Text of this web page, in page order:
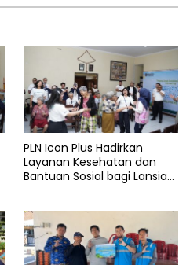
PLN Icon Plus Hadirkan
Layanan Kesehatan dan
Bantuan Sosial bagi Lansia